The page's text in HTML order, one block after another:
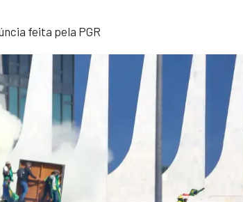
feita pela PGR